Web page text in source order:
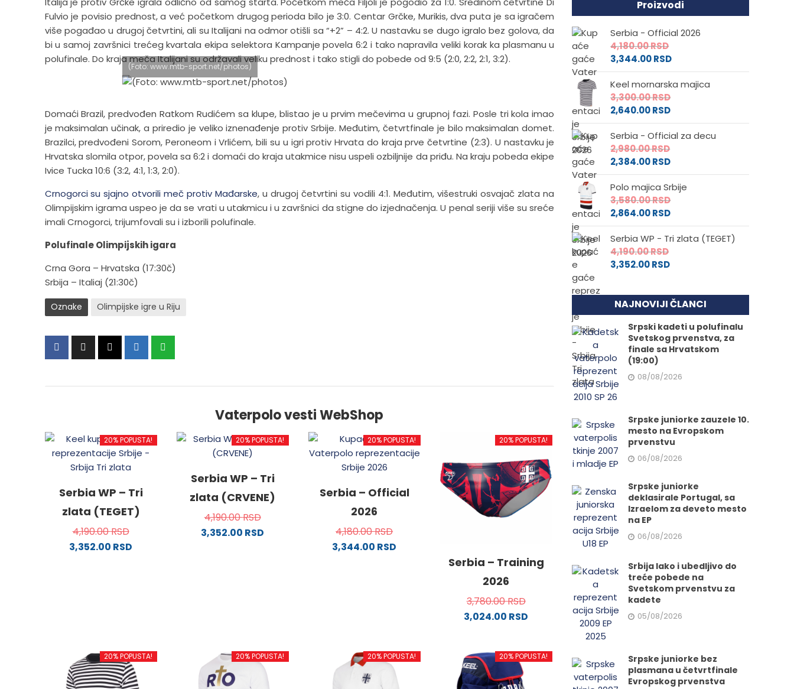
Fulvio je povisio prednost, a već početkom drugog perioda bilo je 3:0. Centar Grčke, Murikis, dva puta je sa igračem
više pogađao u drugoj četvrtini, ali su Italijani na odmor otišli sa “+2” – 4:2. U nastavku se dugo igralo bez golova, da
bi u samoj završnici trećeg kvartala ekipa selektora Kampanje povela 6:2 i tako napravila veliki korak ka plasmanu u
polufinale. Do kraja meča Italijani su održavali veliku prednost i tako stigli do pobede od 9:5 (2:0, 2:2, 2:1, 3:2).
(Foto: www.mtb-sport.net/photos)
Domaći Brazil, predvođen Ratkom Rudićem sa klupe, blistao je u prvim mečevima u grupnoj fazi. Posle tri kola imao
je maksimalan učinak, a priredio je veliko iznenađenje protiv Srbije. Međutim, četvrtfinale je bilo maksimalan domet.
Brazilci, predvođeni Sorom, Peroneom i Vrlićem, bili su u igri protiv Hrvata do kraja prve četvrtine (2:3). U nastavku je
Hrvatska slomila otpor, povela sa 6:2 i domaći do kraja utakmice nisu uspeli ozbiljnije da priđu. Na kraju pobeda ekipe
Ivice Tucka 10:6 (3:2, 4:1, 1:3, 2:0).
Crnogorci su sjajno otvorili meč protiv Mađarske, u drugoj četvrtini su vodili 4:1. Međutim, višestruki osvajač zlata na
Olimpijskim igrama uspeo je da se vrati u utakmicu i u završnici da stigne do izjednačenja. U penal seriji više su sreće
imali Crnogorci, trijumfovali su i izborili polufinale.
Polufinale Olimpijskih igara
Crna Gora – Hrvatska (17:30č)
Srbija – Italiaj (21:30č)
Oznake Olimpijske igre u Riju
Vaterpolo vesti WebShop
20% POPUSTA!
Serbia WP – Tri
zlata (TEGET)
4,190.00RSD
3,352.00 RSD
biti
izabrane
20% POPUSTA!
Serbia WP – Tri
zlata (CRVENE)
4,190.00RSD
3,352.00 RSD
izabrane
na
20% POPUSTA!
Serbia – Official
2026
4,180.00RSD
3,344.00 RSD
biti
izabrane
20% POPUSTA!
Serbia – Training
2026
3,780.00RSD
3,024.00 RSD
ima
više
20% POPUSTA! 20% POPUSTA! 20% POPUSTA! 20% POPUSTA!
Proizvodi
Serbia - Official 2026
4,180.00RSD
3,344.00RSD
Keel mornarska majica
3,300.00RSD
2,640.00RSD
Serbia - Official za decu
2,980.00RSD
2,384.00RSD
Polo majica Srbije
3,580.00RSD
2,864.00RSD
Serbia WP - Tri zlata (TEGET)
4,190.00RSD
3,352.00RSD
NAJNOVIJI ČLANCI
Srpski kadeti u polufinalu
Svetskog prvenstva, za
finale sa Hrvatskom
(19:00)
08/08/2026
Srpske juniorke zauzele 10.
mesto na Evropskom
prvenstvu
06/08/2026
Srpske juniorke
deklasirale Portugal, sa
Izraelom za deveto mesto
na EP
06/08/2026
Srbija lako i ubedljivo do
treće pobede na
Svetskom prvenstvu za
kadete
05/08/2026
Srpske juniorke bez
plasmana u četvrtfinale
Evropskog prvenstva